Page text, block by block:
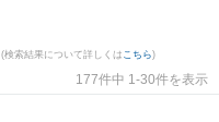
(検索結果について詳しくは こちら)
177件中 1-30件を表示